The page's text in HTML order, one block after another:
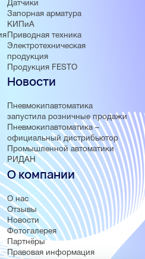
Датчики
Запорная арматура
КИПиА
Приводная техника
Электротехническая
продукция
Продукция FESTO
Новости
Пневмокипавтоматика
запустила розничные продажи
Пневмокипавтоматика –
официальный дистрибьютор
Промышленной автоматики
РИДАН
О компании
О нас
Отзывы
Новости
Фотогалерея
Партнёры
Правовая информация